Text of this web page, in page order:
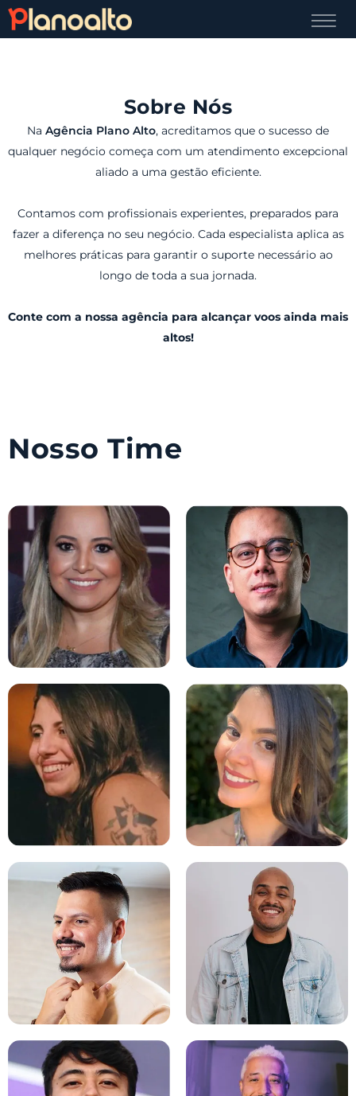
Sobre Nós
Na Agência Plano Alto, acreditamos que o sucesso de
qualquer negócio começa com um atendimento excepcional
aliado a uma gestão eficiente.
Contamos com profissionais experientes, preparados para
fazer a diferença no seu negócio. Cada especialista aplica as
melhores práticas para garantir o suporte necessário ao
longo de toda a sua jornada.
Conte com a nossa agência para alcançar voos ainda mais
altos!
Nosso Time